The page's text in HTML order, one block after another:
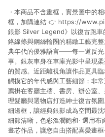
貨後 45 天後發送。 8. 群眾募資
運費，攤位費等不具贈點資格。
顏色、價位、贈品如與 Pinkoi 商
Pinkoi 購物商品資訊頁及購物車
則請以點數紅包活動說明為準。
頁面後才首次下載 Pinkoi APP 並
上，首次下載 Pinkoi APP 後，
面，方享導購資格。
・本商品不含畫框，實景圖中的
框，加購連結 👉 https://
銀影 Silver Legend》以復古跑車
鉻線條與鋼絲輪圈的精緻工藝完
典年代的優雅語言——每一道反光
事。銀灰車身在車庫光影中呈現
的質感。近距離視角讓作品更具
觸摸它的年代感與工藝細節；非
薦掛在客廳主牆、書房、辦公室
理髮廳與選物店打造紳士復古氛
細邊框，讓經典銀影成為空間最
細節清晰，色彩溫潤飽和· 選用
畫芯作品，讓您自由搭配喜愛畫